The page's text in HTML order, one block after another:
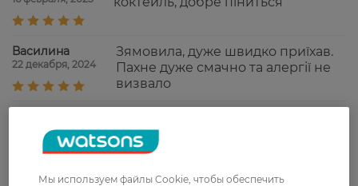
Василина
22 декабря, 2024
Зямовила, дуже швидко приїхав.
Пахне дуже смачно та алергії не
визвало
Доставка
Новая почта
Мы используем файлы Cookie, чтобы обеспечить